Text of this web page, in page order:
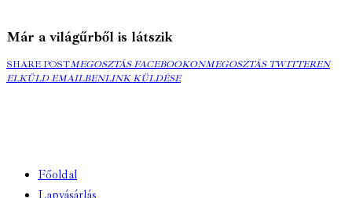
Már a világűrből is látszik
SHARE POSTMEGOSZTÁS
FACEBOOKON
MEGOSZTÁS FACEBOOKONMEGOSZTÁS
MEGOSZTÁS TWITTEREN
ELKÜLD EMAILBENCOPY
LINK KÜLDÉSE
Főoldal